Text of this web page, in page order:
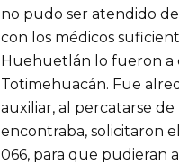
no pudo ser atendido
con los médicos
Huehuetlán lo fueron a
Totimehuacán. Fue
auxiliar, al percatarse
encontraba, solicitaron
066, para que pudieran